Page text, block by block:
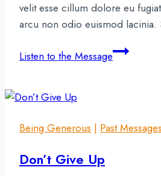
velit esse cillum dolore eu
arcu non odio euismod lacinia.
Listen to the MessageHaving
Hard
Being Generous | Past Messages
Don’t Give Up